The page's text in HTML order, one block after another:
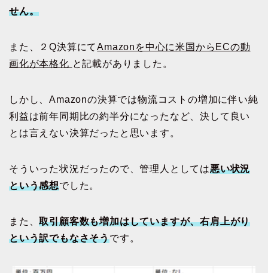
せん。
また、２Q決算にてAmazonを中心に米国からECの動
画化が本格化 と記載がありました。
しかし、Amazonの決算では物流コストの増加に伴い純
利益は前年同期比の約半分になったなど、決して良い
とは言えない決算だったと思います。
そういった状況だったので、管理人としては悪い状況
という感想でした。
また、取引顧客数も増加はしていますが、右肩上がり
という訳でもなさそうです。